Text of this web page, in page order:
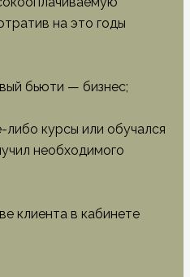
на это годы
бьюти — бизнес;
курсы или обучался
необходимого
клиента в кабинете